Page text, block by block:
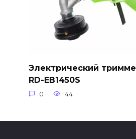
Электрический
RD-EB1450S
0 44